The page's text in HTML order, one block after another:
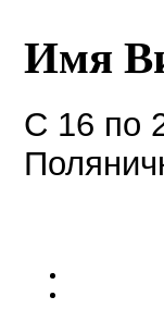
Имя
С 16 по